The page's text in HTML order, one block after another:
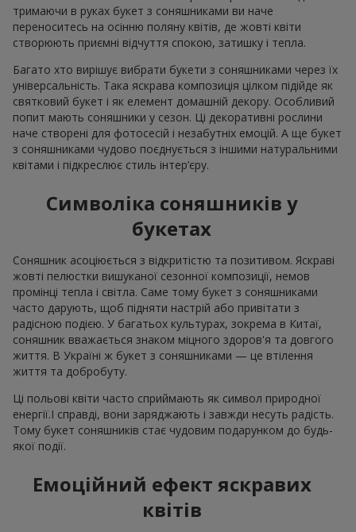
тримаючи в руках букет з соняшниками ви наче
переноситесь на осінню поляну квітів, де жовті квіти
створюють приємні відчуття спокою, затишку і тепла.
Багато хто вирішує вибрати букети з соняшниками через їх
універсальність. Така яскрава композиція цілком підійде як
святковий букет і як елемент домашній декору. Особливий
попит мають соняшники у сезон. Ці декоративні рослини
наче створені для фотосесій і незабутніх емоцій. А ще букет
з соняшниками чудово поєднується з іншими натуральними
квітами і підкреслює стиль інтер’єру.
Символіка соняшників у
букетах
Соняшник асоціюється з відкритістю та позитивом. Яскраві
жовті пелюстки вишуканої сезонної композиції, немов
промінці тепла і світла. Саме тому букет з соняшниками
часто дарують, щоб підняти настрій або привітати з
радісною подією. У багатьох культурах, зокрема в Китаї,
соняшник вважається знаком міцного здоров'я та довгого
життя. В Україні ж букет з соняшниками — це втілення
життя та добробуту.
Ці польові квіти часто сприймають як символ природної
енергії.І справді, вони заряджають і завжди несуть радість.
Тому букет соняшників стає чудовим подарунком до будь-
якої події.
Емоційний ефект яскравих
квітів